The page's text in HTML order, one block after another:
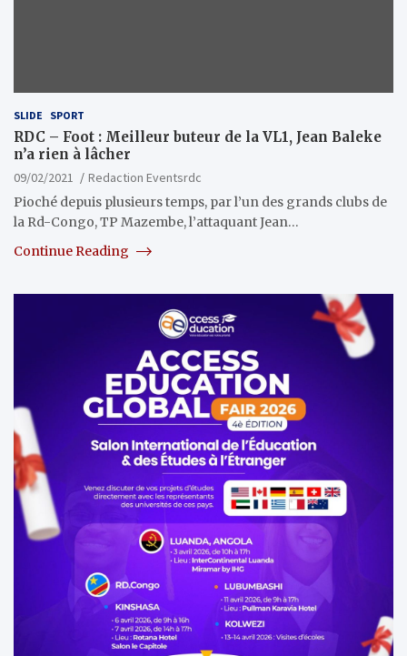
SLIDE SPORT
RDC – Foot : Meilleur buteur de la VL1, Jean Baleke
n’a rien à lâcher
09/02/2021
Redaction Eventsrdc
Pioché depuis plusieurs temps, par l’un des grands clubs de
la Rd-Congo, TP Mazembe, l’attaquant Jean…
Continue Reading